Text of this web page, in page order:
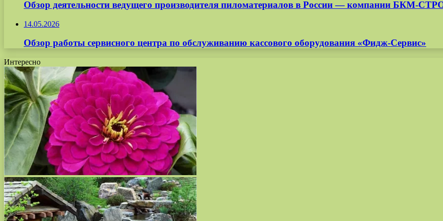
Обзор деятельности ведущего производителя пиломатериалов в России — компании БКМ-
14.05.2026
Обзор работы сервисного центра по обслуживанию кассового оборудования «Фидж-Сервис»
Интересно